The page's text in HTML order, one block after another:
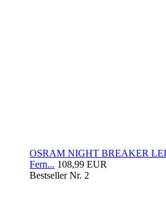
OSRAM NIGHT BREAKER
Fern... 108,99 EUR
Bestseller Nr. 2